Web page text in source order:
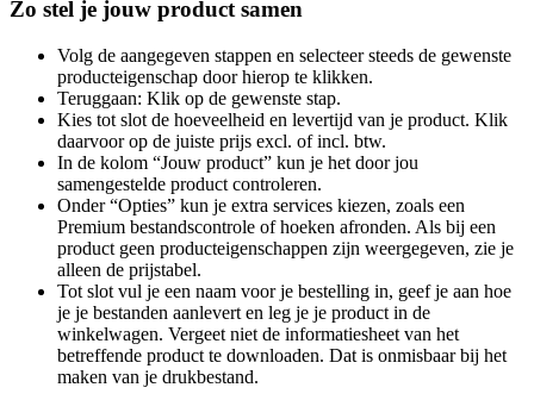
Zo stel je jouw product samen
Volg de aangegeven stappen en selecteer steeds de gewenste
producteigenschap door hierop te klikken.
Teruggaan: Klik op de gewenste stap.
Kies tot slot de hoeveelheid en levertijd van je product. Klik
daarvoor op de juiste prijs excl. of incl. btw.
In de kolom “Jouw product” kun je het door jou
samengestelde product controleren.
Onder “Opties” kun je extra services kiezen, zoals een
Premium bestandscontrole of hoeken afronden. Als bij een
product geen producteigenschappen zijn weergegeven, zie je
alleen de prijstabel.
Tot slot vul je een naam voor je bestelling in, geef je aan hoe
je je bestanden aanlevert en leg je je product in de
winkelwagen. Vergeet niet de informatiesheet van het
betreffende product te downloaden. Dat is onmisbaar bij het
maken van je drukbestand.